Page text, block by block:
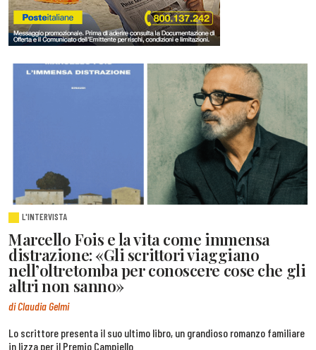
L'INTERVISTA
Marcello Fois e la vita come immensa
distrazione: «Gli scrittori viaggiano
nell’oltretomba per conoscere cose che gli
altri non sanno»
di Claudia Gelmi
Lo scrittore presenta il suo ultimo libro, un grandioso romanzo familiare
in lizza per il Premio Campiello